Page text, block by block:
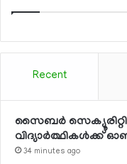
Recent
സൈബര്‍ സെക്യൂരിറ്റി
വിദ്യാര്‍ത്ഥികള്‍ക്ക്
34 minutes ago